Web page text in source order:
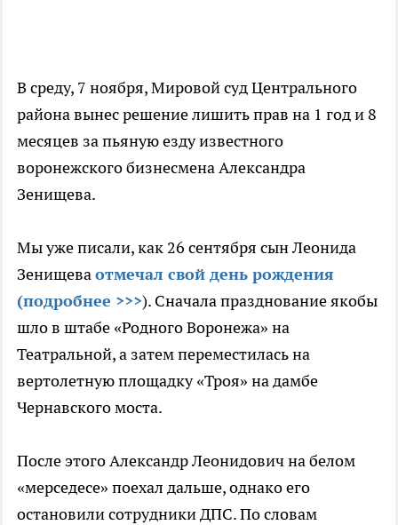
В среду, 7 ноября, Мировой суд Центрального
района вынес решение лишить прав на 1 год и 8
месяцев за пьяную езду известного
воронежского бизнесмена Александра
Зенищева.
Мы уже писали, как 26 сентября сын Леонида
Зенищеваотмечал свой день рождения
(подробнее >>>). Сначала празднование якобы
шло в штабе «Родного Воронежа» на
Театральной, а затем переместилась на
вертолетную площадку «Троя» на дамбе
Чернавского моста.
После этого Александр Леонидович на белом
«мерседесе» поехал дальше, однако его
остановили сотрудники ДПС. По словам